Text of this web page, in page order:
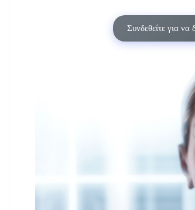
Συνδεθείτε για